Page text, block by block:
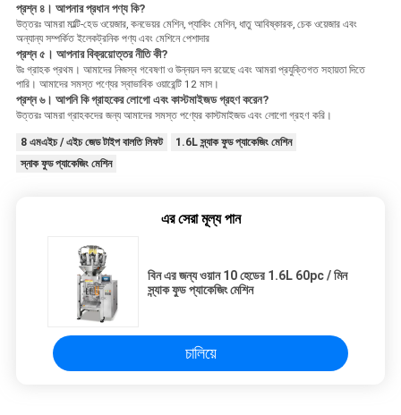
প্রশ্ন ৪। আপনার প্রধান পণ্য কি?
উত্তরঃ আমরা মাল্টি-হেড ওয়েজার, কনভেয়র মেশিন, প্যাকিং মেশিন, ধাতু আবিষ্কারক, চেক ওয়েজার এবং
অন্যান্য সম্পর্কিত ইলেকট্রনিক পণ্য এবং মেশিনে পেশাদার
প্রশ্ন ৫। আপনার বিক্রয়োত্তর নীতি কী?
উঃ গ্রাহক প্রথম। আমাদের নিজস্ব গবেষণা ও উন্নয়ন দল রয়েছে এবং আমরা প্রযুক্তিগত সহায়তা দিতে
পারি। আমাদের সমস্ত পণ্যের স্বাভাবিক ওয়ারেন্টি 12 মাস।
প্রশ্ন ৬। আপনি কি গ্রাহকের লোগো এবং কাস্টমাইজড গ্রহণ করেন?
উত্তরঃ আমরা গ্রাহকদের জন্য আমাদের সমস্ত পণ্যের কাস্টমাইজড এবং লোগো গ্রহণ করি।
8 এমএইচ / এইচ জেড টাইপ বালতি লিফট
1.6L স্ন্যাক ফুড প্যাকেজিং মেশিন
স্নাক ফুড প্যাকেজিং মেশিন
এর সেরা মূল্য পান
বিন এর জন্য ওয়ান 10 হেডের 1.6L 60pc / মিন
স্ন্যাক ফুড প্যাকেজিং মেশিন
চালিয়ে